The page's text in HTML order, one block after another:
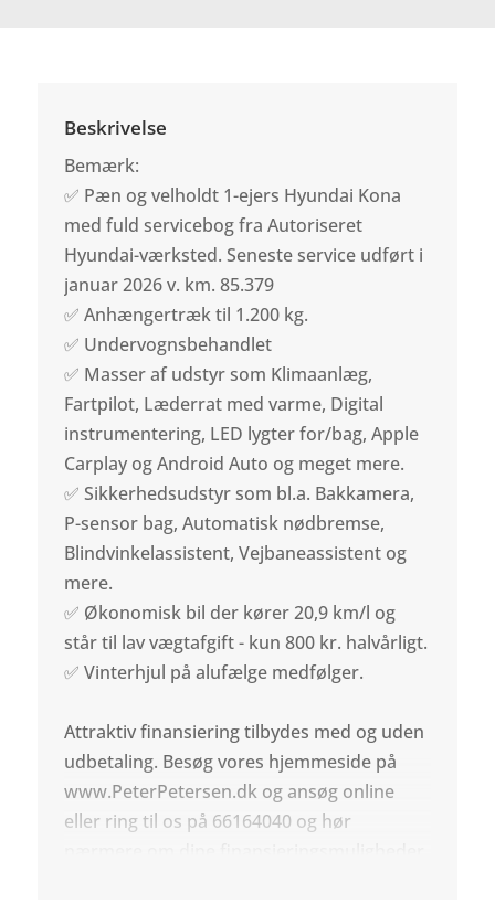
Beskrivelse
Bemærk:
✅ Pæn og velholdt 1-ejers Hyundai Kona
med fuld servicebog fra Autoriseret
Hyundai-værksted. Seneste service udført i
januar 2026 v. km. 85.379
✅ Anhængertræk til 1.200 kg.
✅ Undervognsbehandlet
✅ Masser af udstyr som Klimaanlæg,
Fartpilot, Læderrat med varme, Digital
instrumentering, LED lygter for/bag, Apple
Carplay og Android Auto og meget mere.
✅ Sikkerhedsudstyr som bl.a. Bakkamera,
P-sensor bag, Automatisk nødbremse,
Blindvinkelassistent, Vejbaneassistent og
mere.
✅ Økonomisk bil der kører 20,9 km/l og
står til lav vægtafgift - kun 800 kr. halvårligt.
✅ Vinterhjul på alufælge medfølger.
Attraktiv finansiering tilbydes med og uden
udbetaling. Besøg vores hjemmeside på
www.PeterPetersen.dk og ansøg online
eller ring til os på 66164040 og hør